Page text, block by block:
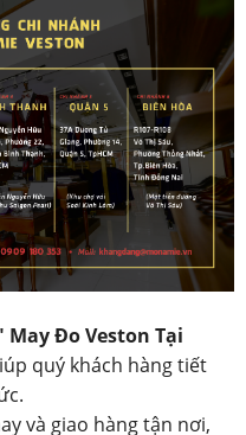
May Đo Veston Tại
quý khách hàng tiết
và giao hàng tận nơi,